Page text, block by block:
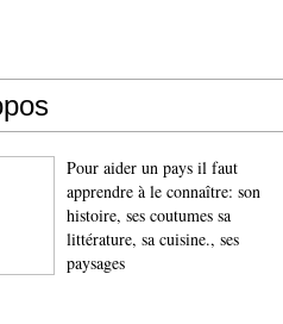
Pour aider un pays il faut
apprendre à le connaître: son
histoire, ses coutumes sa
littérature, sa cuisine., ses
paysages